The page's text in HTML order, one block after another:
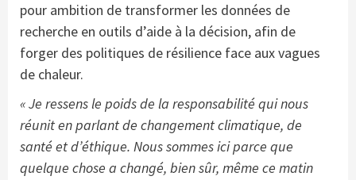
pour ambition de transformer les données de
recherche en outils d’aide à la décision, afin de
forger des politiques de résilience face aux vagues
de chaleur.
« Je ressens le poids de la responsabilité qui nous
réunit en parlant de changement climatique, de
santé et d’éthique. Nous sommes ici parce que
quelque chose a changé, bien sûr, même ce matin